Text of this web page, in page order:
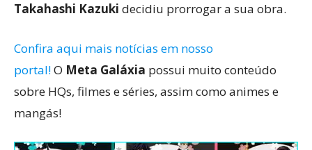
Takahashi Kazuki decidiu prorrogar a sua obra.
Confira aqui mais notícias em nosso
portal!O Meta Galáxia possui muito conteúdo
sobre HQs, filmes e séries, assim como animes e
mangás!